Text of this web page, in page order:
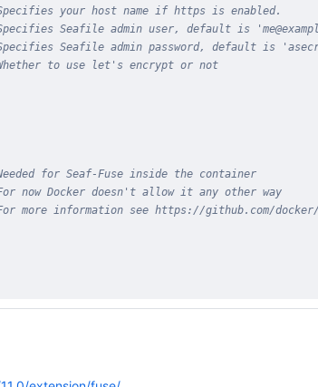
your host name if https is enabled.
Seafile admin user, default is
Seafile admin password, default is
to use let's encrypt or not
for Seaf-Fuse inside the container
now Docker doesn't allow it any other way
more information see https://github.com/